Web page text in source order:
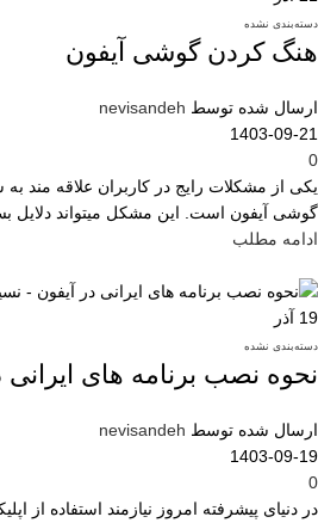
دسته‌بندی نشده
هنگ کردن گوشی آیفون
ارسال شده توسط nevisandeh
1403-09-21
0
گوشی آیفون است. این مشکل میتواند دلایل
ادامه مطلب
19 آذر
دسته‌بندی نشده
نحوه نصب برنامه های ایرانی
ارسال شده توسط nevisandeh
1403-09-19
0
در دنیای پیشرفته امروز نیازمند استفاده از